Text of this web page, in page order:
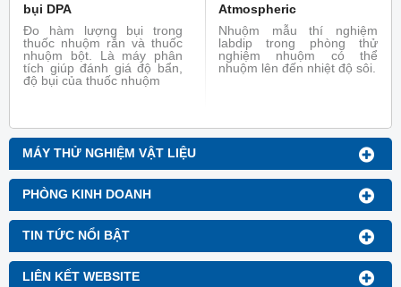
MÁY THỬ NGHIỆM VẬT LIỆU
PHÒNG KINH DOANH
TIN TỨC NỔI BẬT
LIÊN KẾT WEBSITE
bụi DPA
Đo hàm lượng bụi trong
thuốc nhuộm rắn và thuốc
nhuộm bột. Là máy phân
tích giúp đánh giá độ bẩn,
độ bụi của thuốc nhuộm
Atmospheric
Nhuộm mẫu thí nghiệm
labdip trong phòng thử
nghiệm nhuộm có thể
nhuộm lên đến nhiệt độ sôi.